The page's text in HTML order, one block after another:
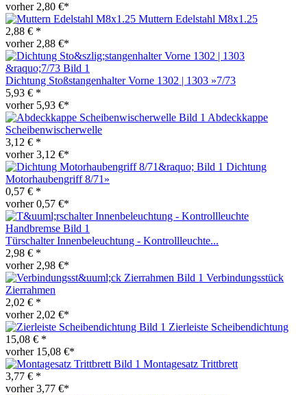
vorher 2,80 €*
Muttern Edelstahl M8x1.25
2,88 € *
vorher 2,88 €*
Dichtung Stoßstangenhalter Vorne 1302 | 1303 »7/73
5,93 € *
vorher 5,93 €*
Abdeckkappe
Scheibenwischerwelle
3,12 € *
vorher 3,12 €*
Dichtung
Motorhaubengriff 8/71»
0,57 € *
vorher 0,57 €*
Türschalter Innenbeleuchtung - Kontrollleuchte...
2,98 € *
vorher 2,98 €*
Verbindungsstück
Zierrahmen
2,02 € *
vorher 2,02 €*
Zierleiste Scheibendichtung
15,08 € *
vorher 15,08 €*
Montagesatz Trittbrett
3,77 € *
vorher 3,77 €*